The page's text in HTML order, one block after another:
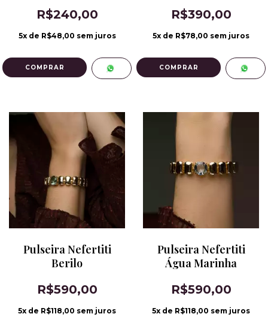
R$240,00
5x de R$48,00 sem juros
R$390,00
5x de R$78,00 sem juros
Pulseira Nefertiti
Berilo
R$590,00
5x de R$118,00 sem juros
Pulseira Nefertiti
Água Marinha
R$590,00
5x de R$118,00 sem juros